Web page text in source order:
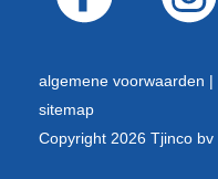
algemene voorwaarden |
sitemap
Copyright 2026 Tjinco bv